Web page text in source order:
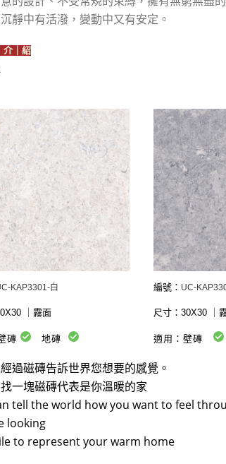
靜中有活潑，變動中又有安定。
介｜紹
KAP3301-白
｜霧面
磚 地磚
編號： UC-
尺寸：30X30 ｜
適用：壁磚
過磁磚告訴世界您想要的感覺。
一塊磁磚代表是你溫暖的家
tell the world how you want to feel
looking
to represent your warm home